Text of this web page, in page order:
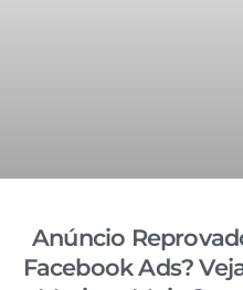
Anúncio
Facebook Ads?